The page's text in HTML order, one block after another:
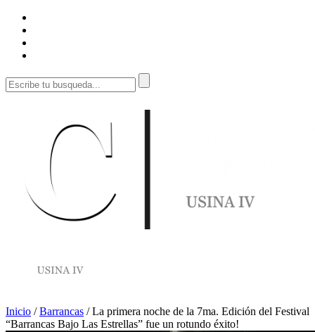
Inicio /Barrancas /La primera noche de la 7ma. Edición del Festival
“Barrancas Bajo Las Estrellas” fue un rotundo éxito!